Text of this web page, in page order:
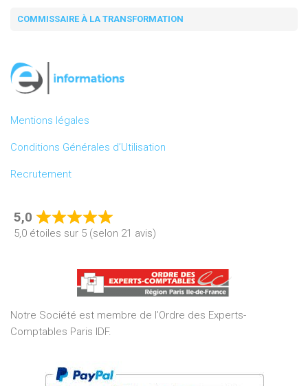
COMMISSAIRE À LA TRANSFORMATION
Mentions légales
Conditions Générales d’Utilisation
Recrutement
5,0
Rated
of
5
5,0 étoiles sur 5 (selon 21 avis)
Notre Société est membre de l’Ordre des Experts-
Comptables Paris IDF.